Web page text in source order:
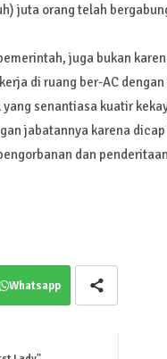
juta orang telah
juga bukan
di ruang ber-AC
senantiasa kuatir
jabatannya karena
dan
Whatsapp